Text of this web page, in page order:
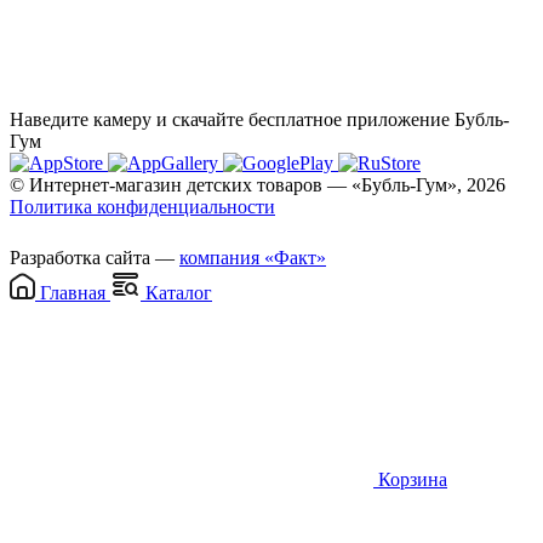
Наведите камеру и скачайте бесплатное приложение Бубль-
Гум
© Интернет-магазин детских товаров — «Бубль-Гум», 2026
Политика конфиденциальности
Разработка сайта — компания «Факт»
Главная
Каталог
Корзина